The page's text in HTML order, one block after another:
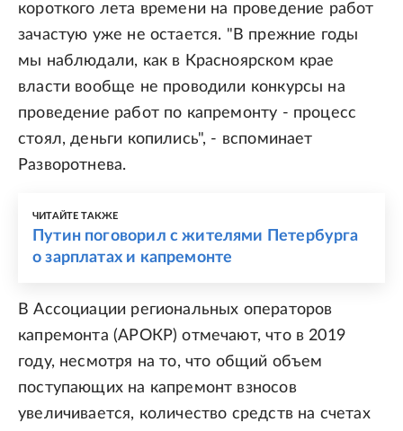
короткого лета времени на проведение работ
зачастую уже не остается. "В прежние годы
мы наблюдали, как в Красноярском крае
власти вообще не проводили конкурсы на
проведение работ по капремонту - процесс
стоял, деньги копились", - вспоминает
Разворотнева.
ЧИТАЙТЕ ТАКЖЕ
Путин поговорил с жителями Петербурга
о зарплатах и капремонте
В Ассоциации региональных операторов
капремонта (АРОКР) отмечают, что в 2019
году, несмотря на то, что общий объем
поступающих на капремонт взносов
увеличивается, количество средств на счетах